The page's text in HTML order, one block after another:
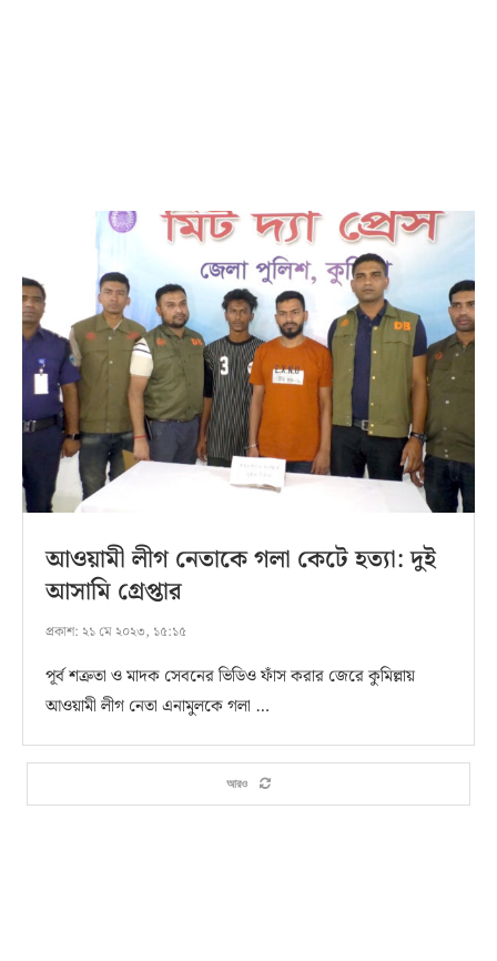
আওয়ামী লীগ নেতাকে গলা কেটে হত্যা: দুই
আসামি গ্রেপ্তার
প্রকাশ: ২১ মে ২০২৩, ১৫:১৫
পূর্ব শত্রুতা ও মাদক সেবনের ভিডিও ফাঁস করার জেরে কুমিল্লায়
আওয়ামী লীগ নেতা এনামুলকে গলা …
আরও